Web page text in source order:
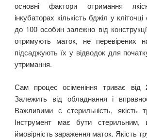
основні фактори отримання
інкубаторах кількість бджіл у
до 100 особин залежно від
отримують маток, не перевірених
підсаджують їх у відводок для
утримання.
Сам процес осіменіння триває
Залежить від обладнання і
Важливими є стерильність, якість
Інструмент має бути
ймовірність зараження маток. Якість